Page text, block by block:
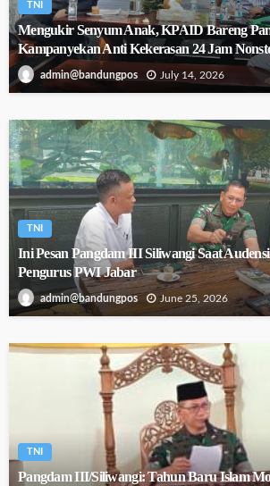
TNI
Mengukir Senyum Anak, KPAID Bareng
Kampanyekan Anti Kekerasan 24 Jam
admin@bandungpos July 14, 2026
TNI
Ini Pesan Pangdam III Siliwangi Saat
Pengurus PWI Jabar
admin@bandungpos June 25, 2026
TNI
Pangdam III/Siliwangi: Tahun Baru Islam